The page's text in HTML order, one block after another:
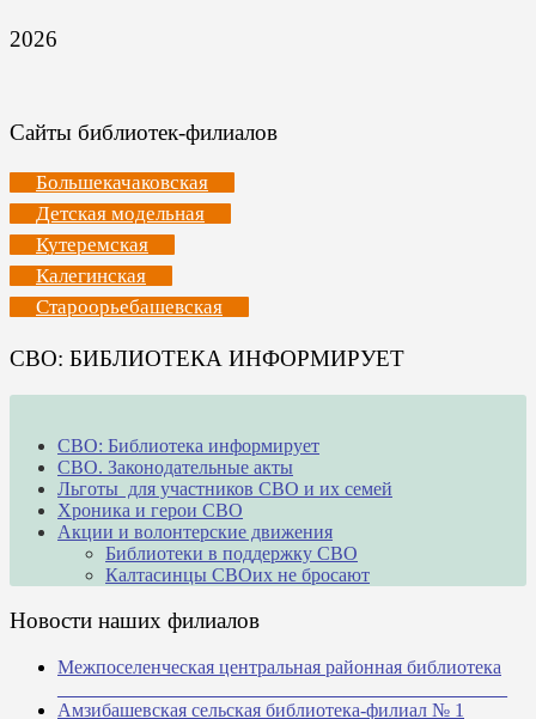
2026
Сайты библиотек-филиалов
Большекачаковская
Детская модельная
Кутеремская
Калегинская
Староорьебашевская
СВО: БИБЛИОТЕКА ИНФОРМИРУЕТ
СВО: Библиотека информирует
СВО. Законодательные акты
Льготы для участников СВО и их семей
Хроника и герои СВО
Акции и волонтерские движения
Библиотеки в поддержку СВО
Калтасинцы СВОих не бросают
Новости наших филиалов
Межпоселенческая центральная районная библиотека
Амзибашевская сельская библиотека-филиал № 1